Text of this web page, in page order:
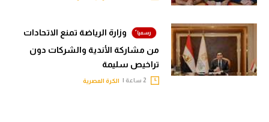
وزارة الرياضة تمنع الاتحادات
من مشاركة الأندية والشركات دون
تراخيص سليمة
الكرة المصرية